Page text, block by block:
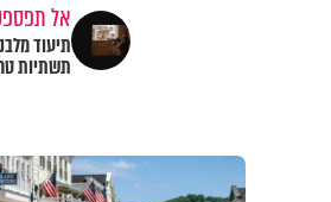
אל
תיעוד
תשתיות